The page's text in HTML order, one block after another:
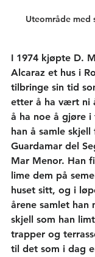
Uteområde med
I 1974 kjøpte D.
Alcaraz et hus i
tilbringe sin tid
etter å ha vært ni
å ha noe å gjøre
han å samle
Guardamar del
Mar Menor. Han
lime dem på
huset sitt, og i
årene samlet han
skjell som han
trapper og
til det som i dag